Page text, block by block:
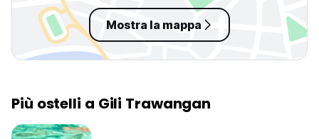
Mostra la mappa
Più ostelli a Gili Trawangan